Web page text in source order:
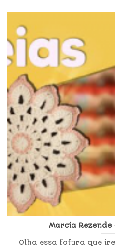
Marcia Rezende
Olha essa fofura que